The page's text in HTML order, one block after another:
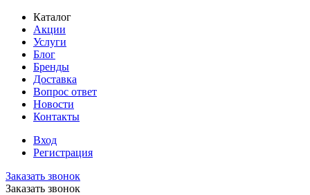
Каталог
Акции
Услуги
Блог
Бренды
Доставка
Вопрос ответ
Новости
Контакты
Вход
Регистрация
Заказать звонок
Заказать звонок